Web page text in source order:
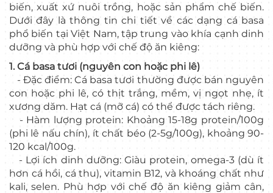
biến, xuất xứ nuôi trồng, hoặc sản phẩm chế biến.
Dưới đây là thông tin chi tiết về các dạng cá basa
phổ biến tại Việt Nam, tập trung vào khía cạnh dinh
dưỡng và phù hợp với chế độ ăn kiêng:
1. Cá basa tươi (nguyên con hoặc phi lê)
- Đặc điểm: Cá basa tươi thường được bán nguyên
con hoặc phi lê, có thịt trắng, mềm, vị ngọt nhẹ, ít
xương dăm. Hạt cá (mỡ cá) có thể được tách riêng.
- Hàm lượng protein: Khoảng 15-18g protein/100g
(phi lê nấu chín), ít chất béo (2-5g/100g), khoảng 90-
120 kcal/100g.
- Lợi ích dinh dưỡng: Giàu protein, omega-3 (dù ít
hơn cá hồi, cá thu), vitamin B12, và khoáng chất như
kali, selen. Phù hợp với chế độ ăn kiêng giảm cân,